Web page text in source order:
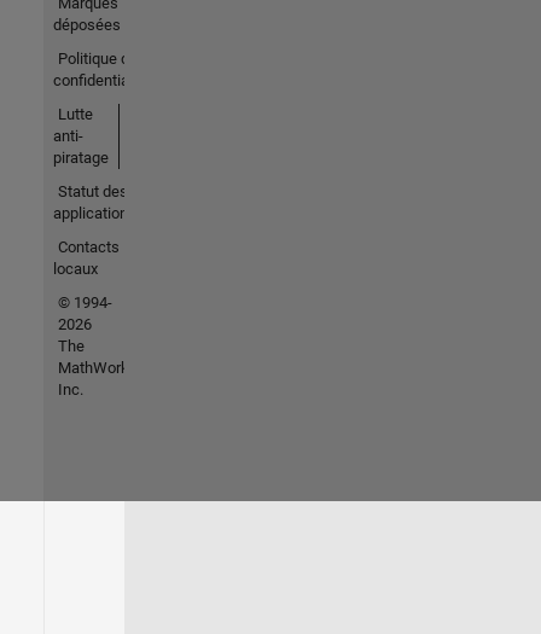
déposées
Politique de
confidentialité
Lutte
anti-
piratage
Statut des
applications
Contacts
locaux
© 1994-
2026
The
MathWorks,
Inc.